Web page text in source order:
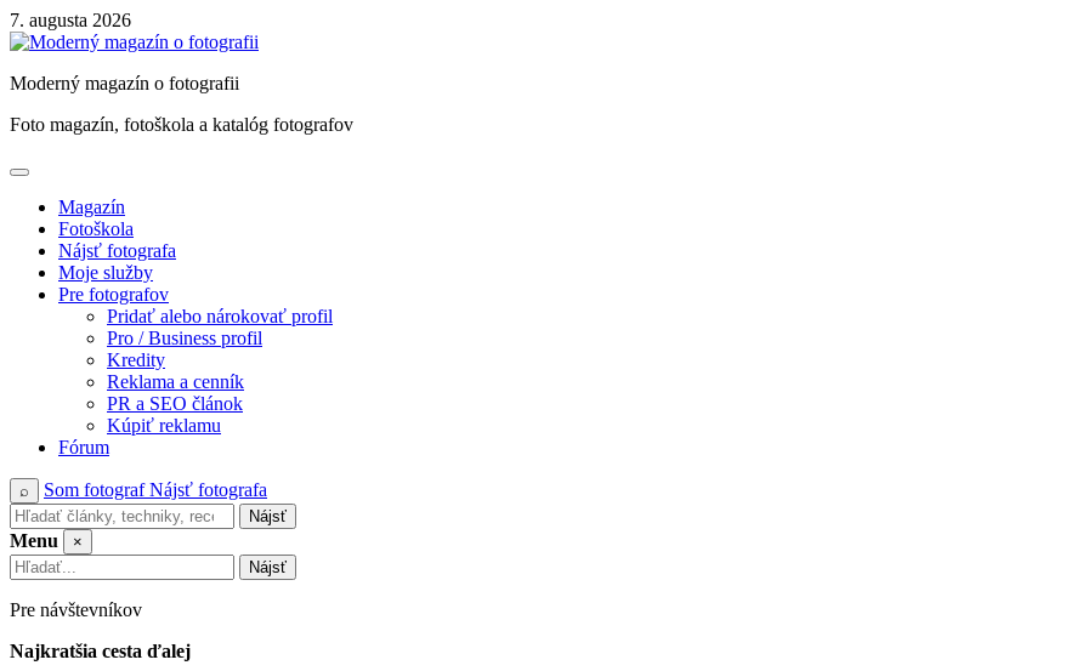
Skip
to
7. augusta 2026
Moderný magazín o fotografii
Foto magazín, fotoškola a katalóg fotografov
Magazín
Fotoškola
Nájsť fotografa
Moje služby
Pre fotografov
Pridať alebo nárokovať profil
Pro / Business profil
Kredity
Reklama a cenník
PR a SEO článok
Kúpiť reklamu
Fórum
⌕ Som fotografNájsť fotografa
Nájsť
Menu
×
Nájsť
Pre návštevníkov
Najkratšia cesta ďalej